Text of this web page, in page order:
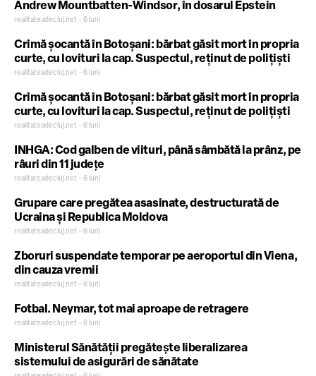
Andrew Mountbatten-Windsor, în dosarul Epstein
realitateadecluj.net • 6 luni
Crimă șocantă în Botoșani: bărbat găsit mort în propria
curte, cu lovituri la cap. Suspectul, reținut de polițiști
realitateadecluj.net • 6 luni
Crimă șocantă în Botoșani: bărbat găsit mort în propria
curte, cu lovituri la cap. Suspectul, reținut de polițiști
realitateadecluj.net • 6 luni
INHGA: Cod galben de viituri, până sâmbătă la prânz, pe
râuri din 11 judeţe
realitateadecluj.net • 6 luni
Grupare care pregătea asasinate, destructurată de
Ucraina și Republica Moldova
realitateadecluj.net • 6 luni
Zboruri suspendate temporar pe aeroportul din Viena,
din cauza vremii
realitateadecluj.net • 6 luni
Fotbal. Neymar, tot mai aproape de retragere
realitateadecluj.net • 6 luni
Ministerul Sănătății pregăteşte liberalizarea
sistemului de asigurări de sănătate